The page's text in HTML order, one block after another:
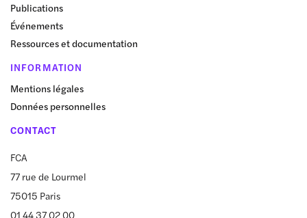
Publications
Événements
Ressources et documentation
INFORMATION
Mentions légales
Données personnelles
CONTACT
FCA
77 rue de Lourmel
75015 Paris
01 44 37 02 00